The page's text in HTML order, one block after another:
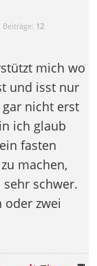
Beiträge: 12
mich wo
und isst nur
nicht erst
ich glaub
fasten
machen,
schwer.
oder zwei